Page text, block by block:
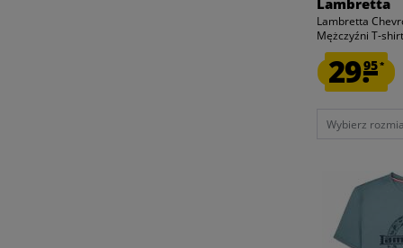
Lambretta
Lambretta
Mężczyźni T-
29.95*
Wybierz